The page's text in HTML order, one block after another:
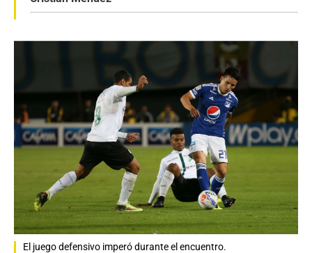
El juego defensivo imperó durante el encuentro.